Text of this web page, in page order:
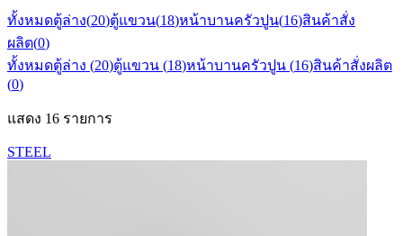
ทั้งหมดตู้ล่าง(20)ตู้แขวน(18)หน้าบานครัวปูน(16)สินค้าสั่ง
ผลิต(0)
ทั้งหมดตู้ล่าง (20)ตู้แขวน (18)หน้าบานครัวปูน (16)สินค้าสั่งผลิต
(0)
แสดง 16 รายการ
STEEL